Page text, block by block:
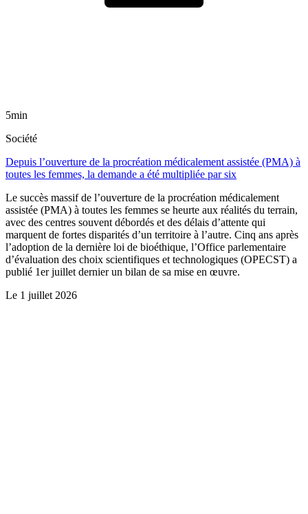
5min
Société
Depuis l’ouverture de la procréation médicalement assistée (PMA) à
toutes les femmes, la demande a été multipliée par six
Le succès massif de l’ouverture de la procréation médicalement
assistée (PMA) à toutes les femmes se heurte aux réalités du terrain,
avec des centres souvent débordés et des délais d’attente qui
marquent de fortes disparités d’un territoire à l’autre. Cinq ans après
l’adoption de la dernière loi de bioéthique, l’Office parlementaire
d’évaluation des choix scientifiques et technologiques (OPECST) a
publié 1er juillet dernier un bilan de sa mise en œuvre.
Le 1 juillet 2026